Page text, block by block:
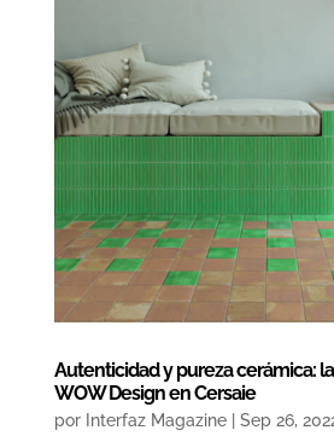
Autenticidad y pureza cerámica:
WOW Design en Cersaie
por Interfaz Magazine| Sep 26,